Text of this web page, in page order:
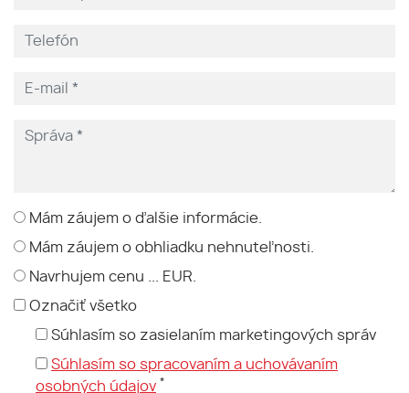
Mám záujem o ďalšie informácie.
Mám záujem o obhliadku nehnuteľnosti.
Navrhujem cenu ... EUR.
Označiť všetko
Súhlasím so zasielaním marketingových správ
Súhlasím so spracovaním a uchovávaním
osobných údajov *